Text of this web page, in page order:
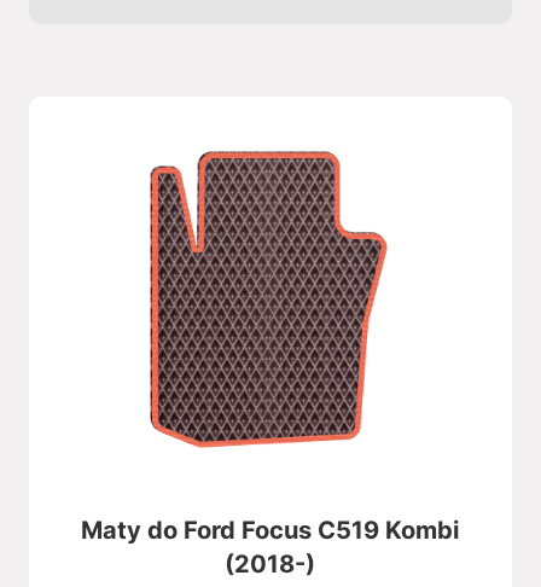
Maty do Ford Focus C519 Kombi
(2018-)